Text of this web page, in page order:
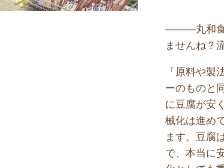
———丸和食
ませんね？
「原料や製
ーのものと
に豆腐が安
械化は進め
ます。豆腐
で、本当に